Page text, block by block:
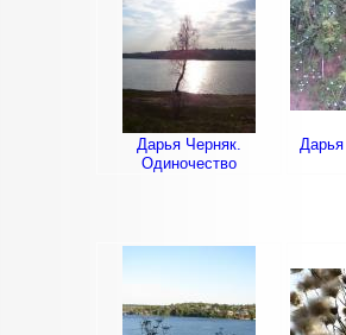
Дарья Черняк.
Одиночество